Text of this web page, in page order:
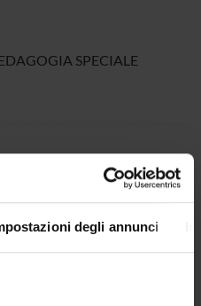
degli annunci
SPECIALE
giu-2024.
al corso
al corso